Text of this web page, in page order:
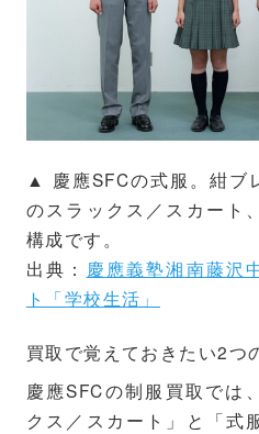
▲ 慶應SFCの式服。紺ブ
のスラックス／スカート
構成です。
出典： 慶應義塾湘南藤沢
ト「学校生活」
買取で覚えておきたい2つ
慶應SFCの制服買取では
クス／スカート」と「式